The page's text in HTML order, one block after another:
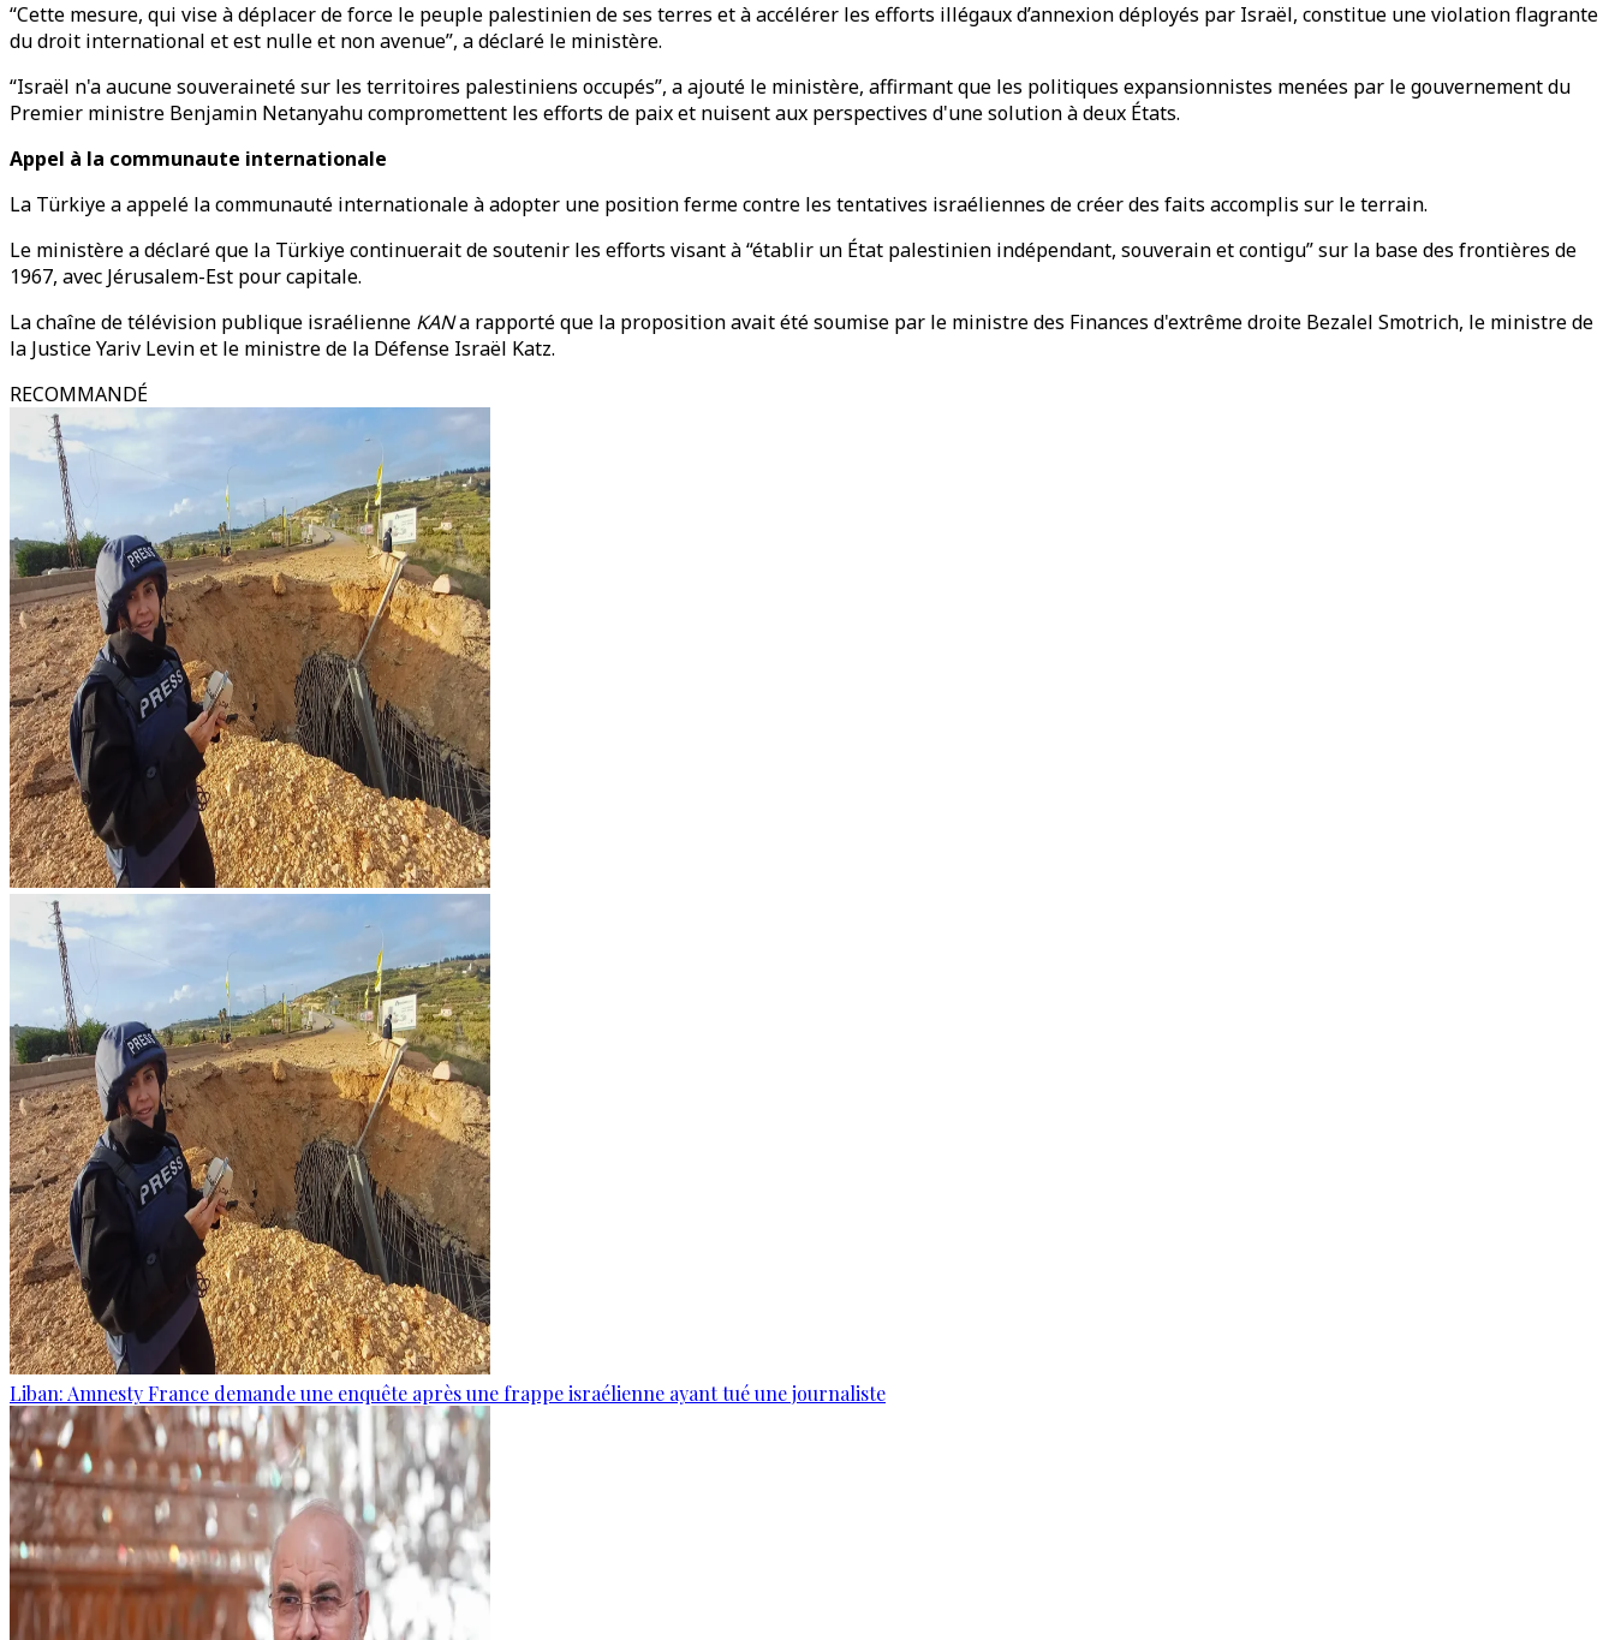
“Cette mesure, qui vise à déplacer de force le peuple palestinien de ses terres et à accélérer les efforts illégaux d’annexion déployés par Israël, constitue une violation flagrante
du droit international et est nulle et non avenue”, a déclaré le ministère.
“Israël n'a aucune souveraineté sur les territoires palestiniens occupés”, a ajouté le ministère, affirmant que les politiques expansionnistes menées par le gouvernement du
Premier ministre Benjamin Netanyahu compromettent les efforts de paix et nuisent aux perspectives d'une solution à deux États.
Appel à la communaute internationale
La Türkiye a appelé la communauté internationale à adopter une position ferme contre les tentatives israéliennes de créer des faits accomplis sur le terrain.
Le ministère a déclaré que la Türkiye continuerait de soutenir les efforts visant à “établir un État palestinien indépendant, souverain et contigu” sur la base des frontières de
1967, avec Jérusalem-Est pour capitale.
La chaîne de télévision publique israélienne KANa rapporté que la proposition avait été soumise par le ministre des Finances d'extrême droite Bezalel Smotrich, le ministre de
la Justice Yariv Levin et le ministre de la Défense Israël Katz.
RECOMMANDÉ
Liban: Amnesty France demande une enquête après une frappe israélienne ayant tué une journaliste